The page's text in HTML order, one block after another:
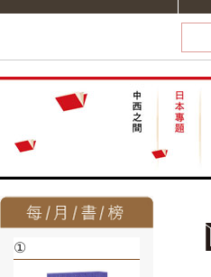
①